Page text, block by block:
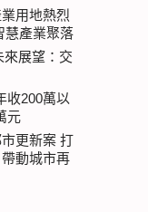
用地熱烈
慧產業聚落
來展望：交
收200萬以
元
更新案 打
動城市再